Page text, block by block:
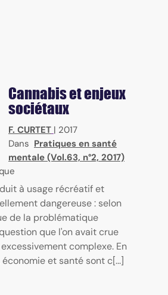
Cannabis et enjeux
sociétaux
F. CURTET | 2017
Dans Pratiques en santé
mentale (Vol.63, n°2, 2017)
à usage récréatif et
dangereuse : selon
de la problématique
que l'on avait crue
complexe. En
et santé sont c[...]